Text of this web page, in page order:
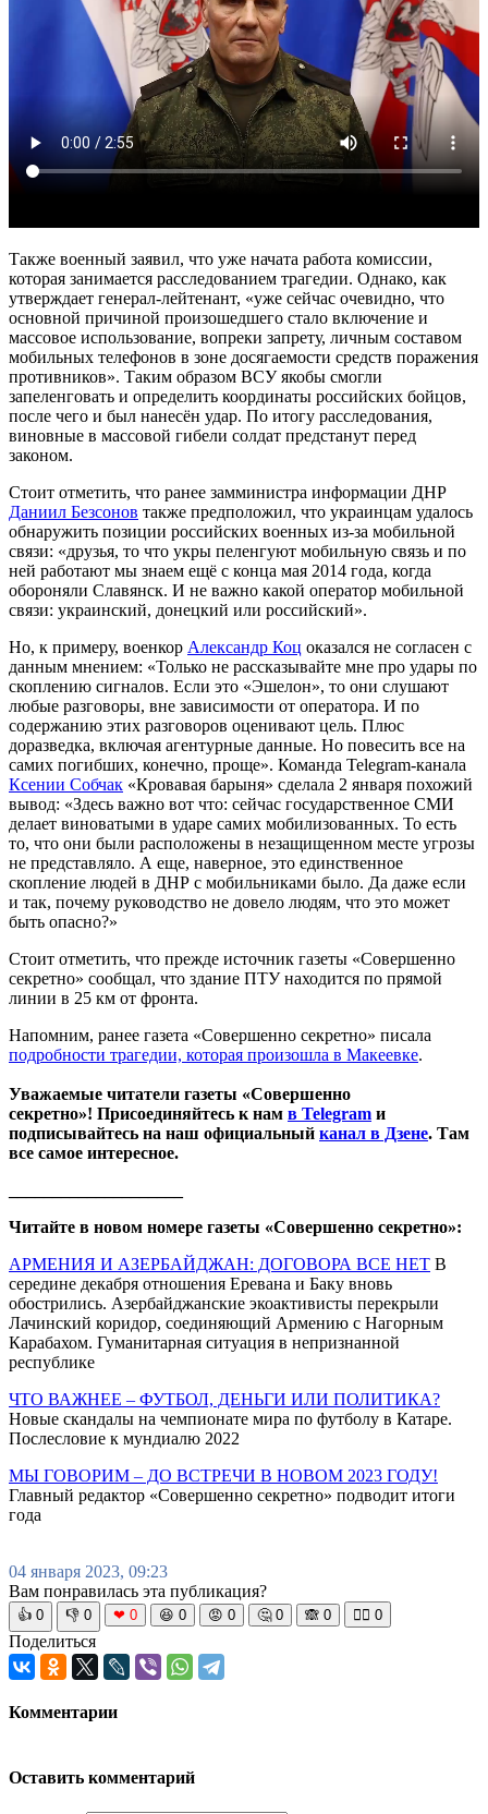
Также военный заявил, что уже начата работа комиссии,
которая занимается расследованием трагедии. Однако, как
утверждает генерал-лейтенант, «уже сейчас очевидно, что
основной причиной произошедшего стало включение и
массовое использование, вопреки запрету, личным составом
мобильных телефонов в зоне досягаемости средств поражения
противников». Таким образом ВСУ якобы смогли
запеленговать и определить координаты российских бойцов,
после чего и был нанесён удар. По итогу расследования,
виновные в массовой гибели солдат предстанут перед
законом.
Стоит отметить, что ранее замминистра информации ДНР
Даниил Безсонов также предположил, что украинцам удалось
обнаружить позиции российских военных из-за мобильной
связи: «друзья, то что укры пеленгуют мобильную связь и по
ней работают мы знаем ещё с конца мая 2014 года, когда
обороняли Славянск. И не важно какой оператор мобильной
связи: украинский, донецкий или российский».
Но, к примеру, военкор Александр Коц оказался не согласен с
данным мнением: «Только не рассказывайте мне про удары по
скоплению сигналов. Если это «Эшелон», то они слушают
любые разговоры, вне зависимости от оператора. И по
содержанию этих разговоров оценивают цель. Плюс
доразведка, включая агентурные данные. Но повесить все на
самих погибших, конечно, проще». Команда Telegram-канала
Ксении Собчак «Кровавая барыня» сделала 2 января похожий
вывод: «Здесь важно вот что: сейчас государственное СМИ
делает виноватыми в ударе самих мобилизованных. То есть
то, что они были расположены в незащищенном месте угрозы
не представляло. А еще, наверное, это единственное
скопление людей в ДНР с мобильниками было. Да даже если
и так, почему руководство не довело людям, что это может
быть опасно?»
Стоит отметить, что прежде источник газеты «Совершенно
секретно» сообщал, что здание ПТУ находится по прямой
линии в 25 км от фронта.
Напомним, ранее газета «Совершенно секретно» писала
подробности трагедии, которая произошла в Макеевке.
Уважаемые читатели газеты «Совершенно
секретно»! Присоединяйтесь к нам в Telegram и
подписывайтесь на наш официальный канал в Дзене. Там
все самое интересное.
Читайте в новом номере газеты «Совершенно секретно»:
АРМЕНИЯ И АЗЕРБАЙДЖАН: ДОГОВОРА ВСЕ НЕТ В
середине декабря отношения Еревана и Баку вновь
обострились. Азербайджанские экоактивисты перекрыли
Лачинский коридор, соединяющий Армению с Нагорным
Карабахом. Гуманитарная ситуация в непризнанной
республике
ЧТО ВАЖНЕЕ – ФУТБОЛ, ДЕНЬГИ ИЛИ ПОЛИТИКА?
Новые скандалы на чемпионате мира по футболу в Катаре.
Послесловие к мундиалю 2022
МЫ ГОВОРИМ – ДО ВСТРЕЧИ В НОВОМ 2023 ГОДУ!
Главный редактор «Совершенно секретно» подводит итоги
года
04 января 2023, 09:23
Вам понравилась эта публикация?
👍 0 👎 0 ❤ 0 😆 0 😡 0 🤔 0 🙈 0 🧘‍♀️ 0
Поделиться
Комментарии
Оставить комментарий